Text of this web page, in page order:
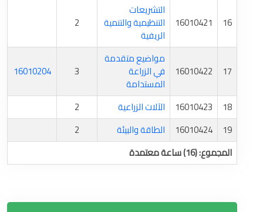
16
16010421
التشريعات
التنظيمية والتنمية
الريفية
2
17
16010422
مواضيع متقدمة
في الزراعة
المستدامة
3
16010204
18
16010423 الآلات الزراعية
2
19
16010424 الطاقة والبيئة
2
المجموع: (16) ساعة معتمدة